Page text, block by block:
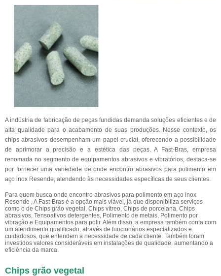
A indústria de fabricação de peças fundidas demanda soluções eficientes e de
alta qualidade para o acabamento de suas produções. Nesse contexto, os
chips abrasivos desempenham um papel crucial, oferecendo a possibilidade
de aprimorar a precisão e a estética das peças. A Fast-Bras, empresa
renomada no segmento de equipamentos abrasivos e vibratórios, destaca-se
por fornecer uma variedade de onde encontro abrasivos para polimento em
aço inox Resende, atendendo às necessidades específicas de seus clientes.
Para quem busca onde encontro abrasivos para polimento em aço inox
Resende , A Fast-Bras é a opção mais viável, já que disponibiliza serviços
como o de Chips grão vegetal, Chips vítreo, Chips de porcelana, Chips
abrasivos, Tensoativos detergentes, Polimento de metais, Polimento por
vibração e Equipamentos para polir. Além disso, a empresa também conta com
um atendimento qualificado, através de funcionários especializados e
cuidadosos, que entendem a necessidade de cada cliente. Também foram
investidos valores consideráveis em instalações de qualidade, aumentando a
eficiência da marca.
Chips grão vegetal